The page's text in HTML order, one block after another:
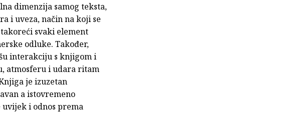
dimenzija samog teksta,
i uveza, način na koji se
svaki element
odluke. Također,
interakciju s knjigom i
atmosferu i udara ritam
je izuzetan
a istovremeno
i odnos prema